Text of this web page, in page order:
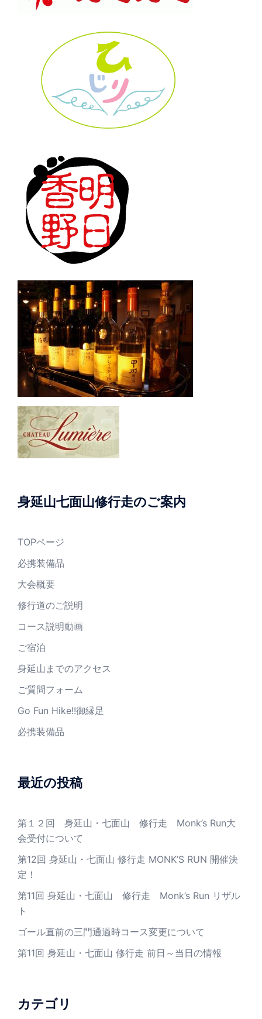
身延山七面山修行走のご案内
TOPページ
必携装備品
大会概要
修行道のご説明
コース説明動画
ご宿泊
身延山までのアクセス
ご質問フォーム
Go Fun Hike!!御縁足
必携装備品
最近の投稿
第１２回 身延山・七面山 修行走 Monk’s Run大
会受付について
第12回 身延山・七面山 修行走 MONK’S RUN 開催決
定！
第11回 身延山・七面山 修行走 Monk’s Run リザル
ト
ゴール直前の三門通過時コース変更について
第11回 身延山・七面山 修行走 前日～当日の情報
カテゴリ